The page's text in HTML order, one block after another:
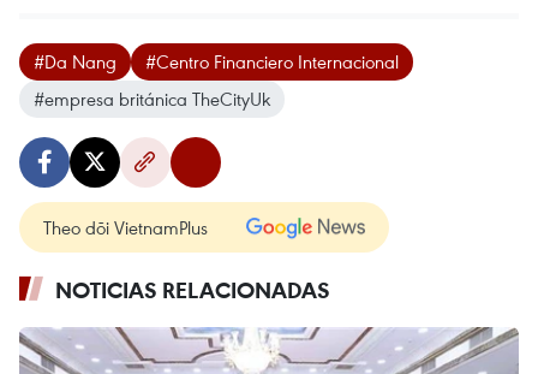
#Da Nang
#Centro Financiero Internacional
#empresa británica TheCityUk
Theo dõi VietnamPlus
NOTICIAS RELACIONADAS